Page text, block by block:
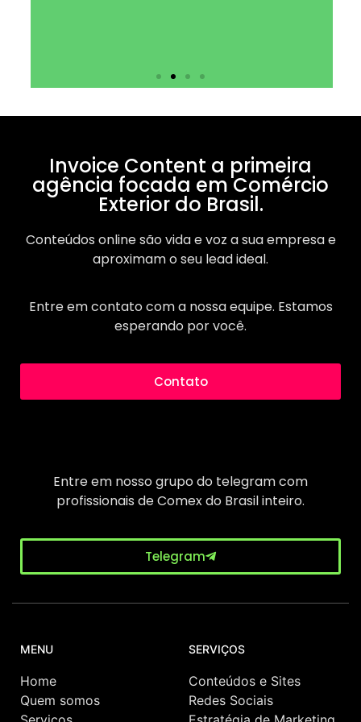
Invoice Content a primeira
agência focada em Comércio
Exterior do Brasil.
Conteúdos online são vida e voz a sua empresa e
aproximam o seu lead ideal.
Entre em contato com a nossa equipe. Estamos
esperando por você.
Contato
Entre em nosso grupo do telegram com
profissionais de Comex do Brasil inteiro.
Telegram
MENU
Home
Quem somos
SERVIÇOS
Conteúdos e Sites
Redes Sociais